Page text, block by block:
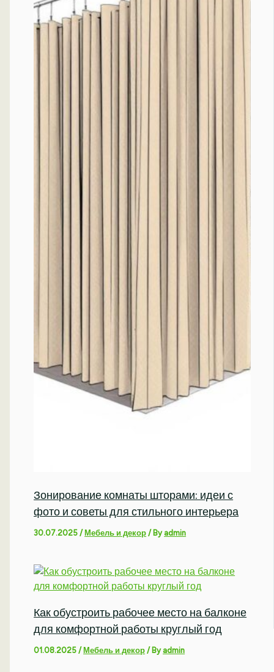
Зонирование комнаты шторами: идеи с
фото и советы для стильного интерьера
30.07.2025/ Мебель и декор / Byadmin
Как обустроить рабочее место на балконе
для комфортной работы круглый год
01.08.2025/ Мебель и декор / Byadmin